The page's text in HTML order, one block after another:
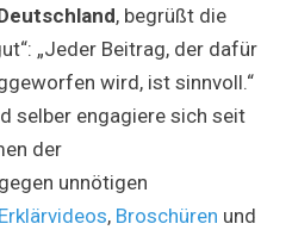
, begrüßt die
„Jeder Beitrag, der dafür
wird, ist sinnvoll.“
selber engagiere sich seit
der
unnötigen
Erklärvideos, Broschüren und